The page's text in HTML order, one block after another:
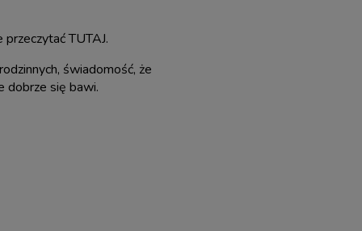
przeczytaćTUTAJ.
świadomość, że
dobrze się bawi.